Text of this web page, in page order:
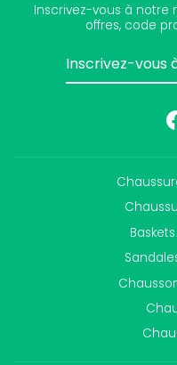
Inscrivez-vous à notre
offres, code